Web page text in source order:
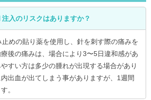
入のリスクはありますか？
めの貼り薬を使用し、針を刺す際の痛みを
後の痛みは、場合により3〜5日違和感があ
すい方は多少の腫れが出現する場合があり
出血が出てしまう事がありますが、1週間
。